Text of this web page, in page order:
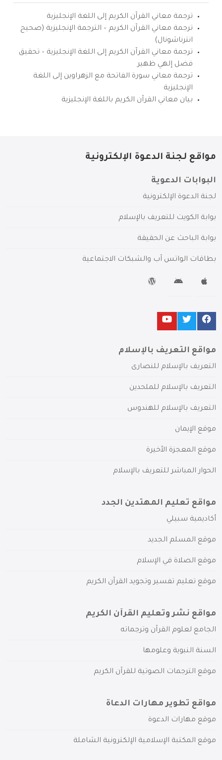
ترجمة معاني القرآن الكريم إلى اللغة الإنجليزية
ترجمة معاني القرآن الكريم – الترجمة الإنجليزية (صحيح
انترناشونال)
ترجمة معاني القرآن الكريم إلى اللغة الإنجليزية – تحقيق
فضل إلهي ظهير
ترجمة معاني سورة الفاتحة مع الزهراوين إلى اللغة
الإنجليزية
بيان معاني القرآن الكريم باللغة الإنجليزية
مواقع لجنة الدعوة الإلكترونية
البوابات الدعوية
لجنة الدعوة الإلكترونية
بوابة الكويت للتعريف بالإسلام
بوابة الباحث عن الحقيقة
بطاقات الواتس آب والشبكات الاجتماعية
مواقع التعريف بالإسلام
التعريف بالإسلام للنصارى
التعريف بالإسلام للملحدين
التعريف بالإسلام للهندوس
موقع الإيمان
موقع المعجزة الأخيرة
الحوار المباشر للتعريف بالإسلام
مواقع تعليم المهتدين الجدد
أكاديمية سبيلي
موقع المسلم الجديد
موقع الصلاة في الإسلام
موقع تعليم تفسير وتجويد القرآن الكريم
مواقع نشر وتعليم القرآن الكريم
الجامع لعلوم القرآن وترجماته
السنة النبوية وعلومها
موقع الترجمات الصوتية للقرآن الكريم
مواقع تطوير مهارات الدعاة
موقع مهارات الدعوة
موقع المكتبة الإسلامية الإلكترونية الشاملة